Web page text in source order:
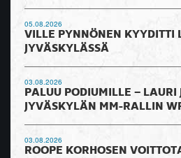
05.08.2026
VILLE PYNNÖNEN KYYDITTI
JYVÄSKYLÄSSÄ
03.08.2026
PALUU PODIUMILLE – LAURI
JYVÄSKYLÄN MM-RALLIN
03.08.2026
ROOPE KORHOSEN